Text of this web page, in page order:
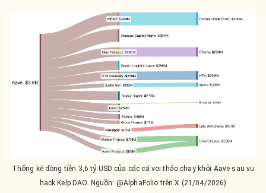
Thống kê dòng tiền 3,6 tỷ USD của các cá voi tháo chạy khỏi Aave sau vụ
hack Kelp DAO. Nguồn: @AlphaFolio trên X (21/04/2026)